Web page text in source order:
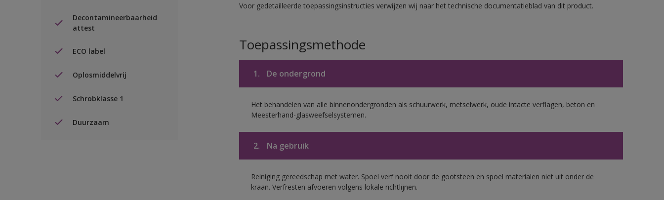
Decontamineerbaarheid
attest
ECO label
Oplosmiddelvrij
Schrobklasse 1
Duurzaam
Voor gedetailleerde toepassingsinstructies verwijzen wij naar het technische documentatieblad van dit product.
Toepassingsmethode
1. De ondergrond
Het behandelen van alle binnenondergronden als schuurwerk, metselwerk, oude intacte verflagen, beton en
Meesterhand-glasweefselsystemen.
2. Na gebruik
Reiniging gereedschap met water. Spoel verf nooit door de gootsteen en spoel materialen niet uit onder de
kraan. Verfresten afvoeren volgens lokale richtlijnen.